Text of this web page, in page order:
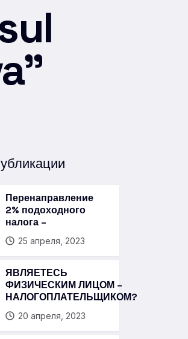
Перенаправление
2% подоходного
налога –
25 апреля, 2023
ЯВЛЯЕТЕСЬ
ФИЗИЧЕСКИМ ЛИЦОМ –
НАЛОГОПЛАТЕЛЬЩИКОМ?
20 апреля, 2023